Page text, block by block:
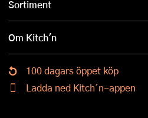
Sortiment
Om Kitch'n
100 dagars öppet köp
Ladda ned Kitch´n-appen